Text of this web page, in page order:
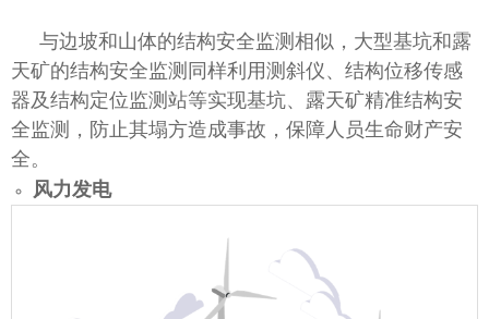
与边坡和山体的结构安全监测相似，大型基坑和露
天矿的结构安全监测同样利用测斜仪、结构位移传感
器及结构定位监测站等实现基坑、露天矿精准结构安
全监测，防止其塌方造成事故，保障人员生命财产安
全。
风力发电